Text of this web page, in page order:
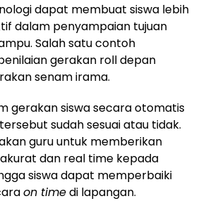
dapat membuat siswa lebih
dalam penyampaian tujuan
Salah satu contoh
gerakan roll depan
senam irama.
gerakan siswa secara otomatis
sudah sesuai atau tidak.
guru untuk memberikan
dan real time kepada
siswa dapat memperbaiki
on timedi lapangan.